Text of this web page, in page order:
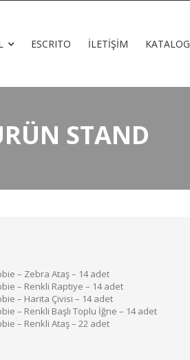
ESCRITO İLETIŞIM KATALOG
STAND
– Zebra Ataş – 14 adet
– Renkli Raptiye – 14 adet
– Harita Çivisi – 14 adet
– Renkli Başlı Toplu İğne – 14 adet
– Renkli Ataş – 22 adet